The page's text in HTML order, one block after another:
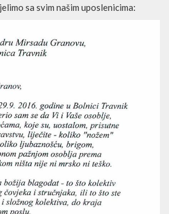
sa svim našim uposlenicima: